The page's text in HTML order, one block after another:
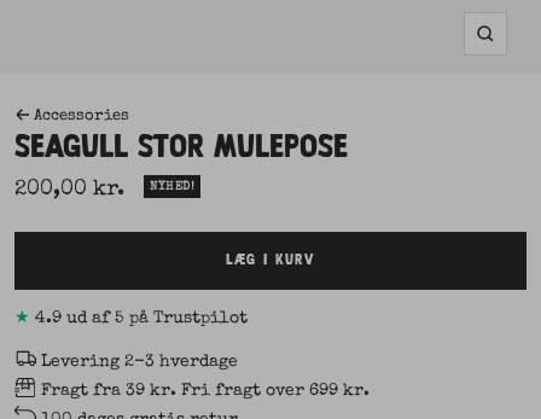
Zoom
Accessories
SEAGULL STOR MULEPOSE
Udsalgspris
200,00 kr. NYHED!
LÆG I KURV
★ 4.9 ud af 5 på Trustpilot
Levering 2-3 hverdage
Fragt fra 39 kr. Fri fragt over 699 kr.